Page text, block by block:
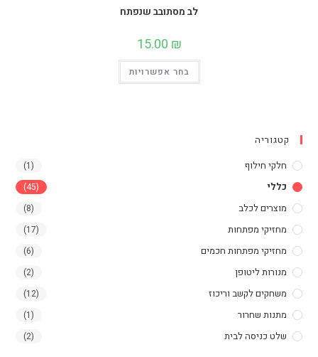
לב מסתובב שנפתח
15.00 ₪
בחר אפשרויות
למוצר
יש
קטגוריה
חלקי חילוף
(1)
כללי (45)
מוצרים לכלב (8)
מחזיקי מפתחות (17)
מחזיקי מפתחות חכמים (6)
מנורות ליטופן (2)
משחקים לקשב וריכוז (12)
מתנות שחרור (1)
שלט כניסה לבית (2)